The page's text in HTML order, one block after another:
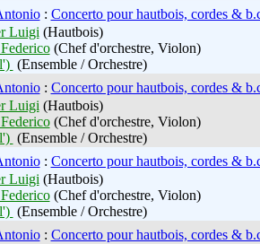
: Concerto pour hautbois, cordes &
Luigi(Hautbois)
(Chef d'orchestre, Violon)
(Ensemble / Orchestre)
: Concerto pour hautbois, cordes &
Luigi(Hautbois)
(Chef d'orchestre, Violon)
(Ensemble / Orchestre)
: Concerto pour hautbois, cordes &
Luigi(Hautbois)
(Chef d'orchestre, Violon)
(Ensemble / Orchestre)
: Concerto pour hautbois, cordes &